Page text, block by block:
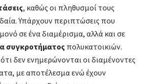
, καθώς οι πληθυσμοί τους
Υπάρχουν περιπτώσεις που
σε ένα διαμέρισμα, αλλά και σε
συγκροτήματος πολυκατοικιών.
ότι δεν ενημερώνονται οι διαμένοντες
με αποτέλεσμα ενώ έχουν